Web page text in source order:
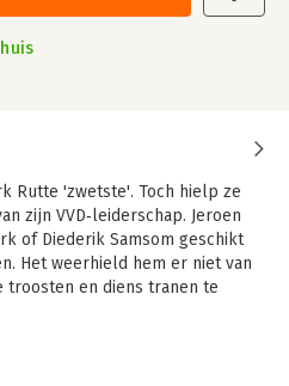
Rutte 'zwetste'. Toch hielp ze
zijn VVD‑leiderschap. Jeroen
of Diederik Samsom geschikt
Het weerhield hem er niet van
troosten en diens tranen te